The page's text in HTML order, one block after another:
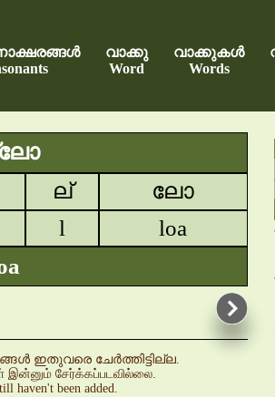
വാക്കു
Word
വാക്കുകൾ
Words
ല്
ലോ
l
loa
ഇതുവരെ ചേർത്തിട്ടില്ല.
சேர்க்கப்படவில்லை.
haven't been added.